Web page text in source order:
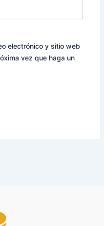
electrónico y sitio web
vez que haga un